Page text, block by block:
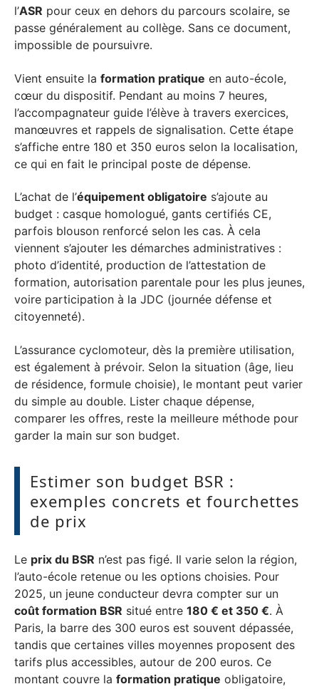
l’ASR pour ceux en dehors du parcours scolaire, se
passe généralement au collège. Sans ce document,
impossible de poursuivre.
Vient ensuite la formation pratique en auto-école,
cœur du dispositif. Pendant au moins 7 heures,
l’accompagnateur guide l’élève à travers exercices,
manœuvres et rappels de signalisation. Cette étape
s’affiche entre 180 et 350 euros selon la localisation,
ce qui en fait le principal poste de dépense.
L’achat de l’équipement obligatoire s’ajoute au
budget : casque homologué, gants certifiés CE,
parfois blouson renforcé selon les cas. À cela
viennent s’ajouter les démarches administratives :
photo d’identité, production de l’attestation de
formation, autorisation parentale pour les plus jeunes,
voire participation à la JDC (journée défense et
citoyenneté).
L’assurance cyclomoteur, dès la première utilisation,
est également à prévoir. Selon la situation (âge, lieu
de résidence, formule choisie), le montant peut varier
du simple au double. Lister chaque dépense,
comparer les offres, reste la meilleure méthode pour
garder la main sur son budget.
Estimer son budget BSR :
exemples concrets et fourchettes
de prix
Le prix du BSR n’est pas figé. Il varie selon la région,
l’auto-école retenue ou les options choisies. Pour
2025, un jeune conducteur devra compter sur un
coût formation BSR situé entre 180 € et 350 €. À
Paris, la barre des 300 euros est souvent dépassée,
tandis que certaines villes moyennes proposent des
tarifs plus accessibles, autour de 200 euros. Ce
montant couvre la formation pratique obligatoire,